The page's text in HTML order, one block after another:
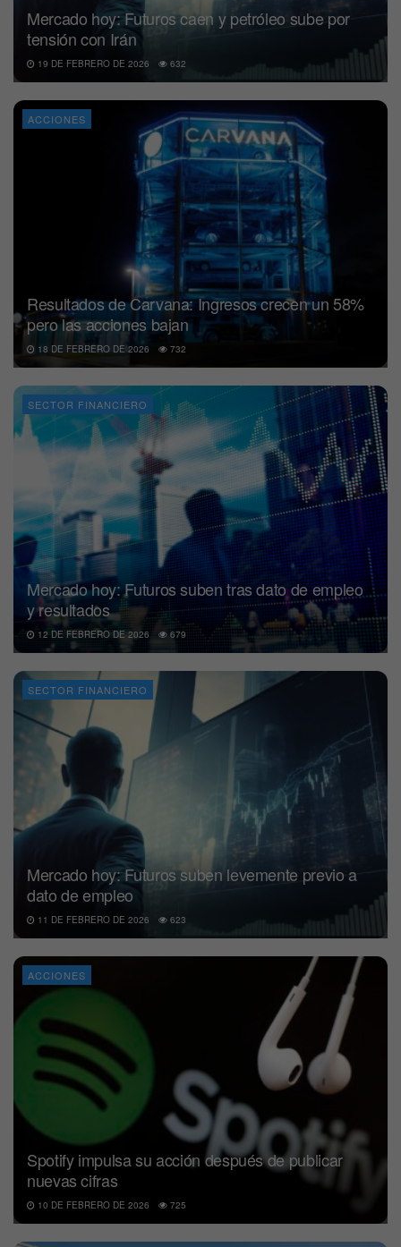
Mercado hoy: Futuros caen y petróleo sube por
tensión con Irán
19 DE FEBRERO DE 2026 632
ACCIONES
Resultados de Carvana: Ingresos crecen un 58%
pero las acciones bajan
18 DE FEBRERO DE 2026 732
SECTOR FINANCIERO
Mercado hoy: Futuros suben tras dato de empleo
y resultados
12 DE FEBRERO DE 2026 679
SECTOR FINANCIERO
Mercado hoy: Futuros suben levemente previo a
dato de empleo
11 DE FEBRERO DE 2026 623
ACCIONES
Spotify impulsa su acción después de publicar
nuevas cifras
10 DE FEBRERO DE 2026 725